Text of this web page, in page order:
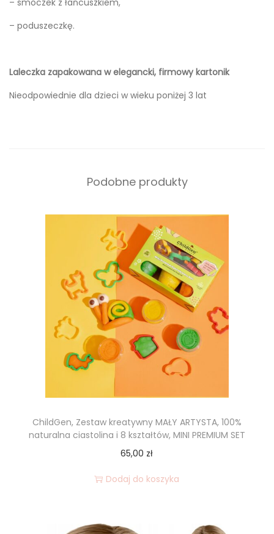
– smoczek z łańcuszkiem,
– poduszeczkę.
Laleczka zapakowana w elegancki, firmowy kartonik
Nieodpowiednie dla dzieci w wieku poniżej 3 lat
Podobne produkty
ChildGen, Zestaw kreatywny MAŁY ARTYSTA, 100%
naturalna ciastolina i 8 kształtów, MINI PREMIUM SET
65,00 zł
Dodaj do koszyka